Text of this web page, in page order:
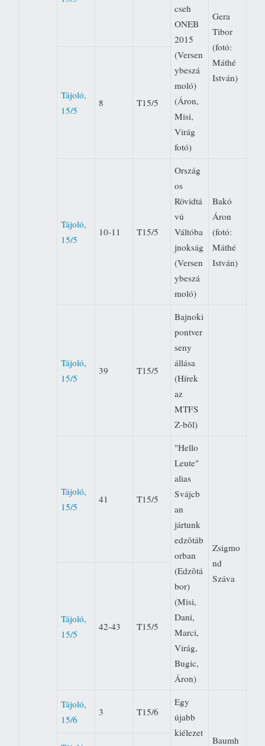
cseh
ONEB
2015
(Versen
ybeszá
moló)
(Áron,
Misi,
Virág 
fotó)
Gera
Tibor
(fotó:
Máthé
István)
Tájoló,
15/5
8 T15/5
Tájoló,
15/5
10-11 T15/5
Ország
os
Rövidtá
vú
Váltóba
jnokság
(Versen
ybeszá
moló)
Bakó
Áron
(fotó:
Máthé
István)
Tájoló,
15/5
39 T15/5
Bajnoki
pontver
seny
állása
(Hírek
az
MTFS
Z-bõl)
Tájoló,
15/5
41 T15/5
"Hello
Leute" 
alias
Svájcb
an
jártunk
edzõtáb
orban
(Edzõtá
bor)
(Misi,
Dani,
Marci,
Virág,
Bugic,
Áron)
Zsigmo
nd
Száva
Tájoló,
15/5
42-43 T15/5
Tájoló,
15/6
3 T15/6
Egy
újabb
kiélezet
Baumh